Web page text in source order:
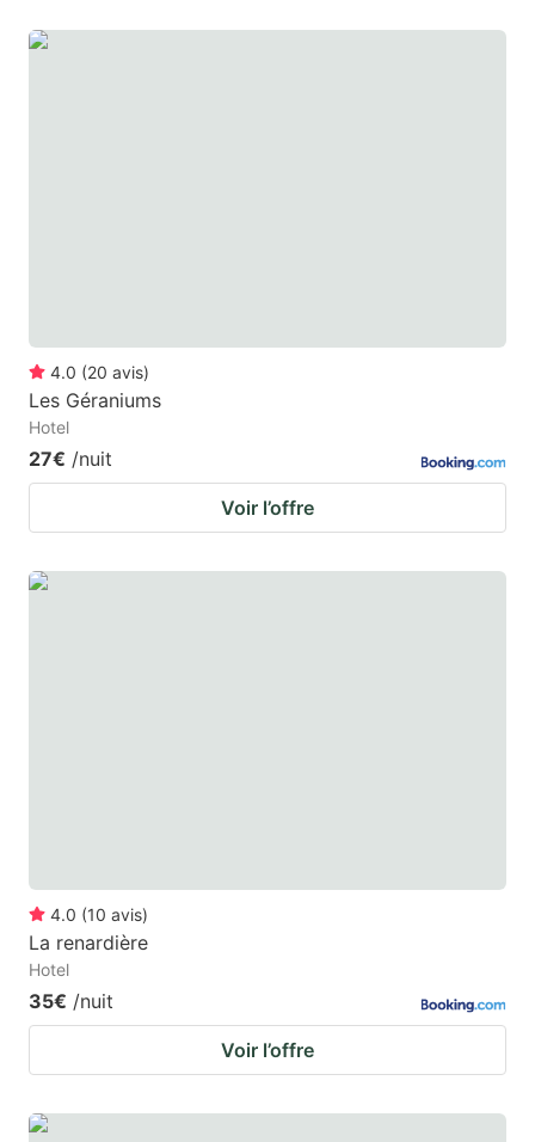
4.0 (20 avis)
Les Géraniums
Hotel
27€ /nuit
Voir l’offre
4.0 (10 avis)
La renardière
Hotel
35€ /nuit
Voir l’offre